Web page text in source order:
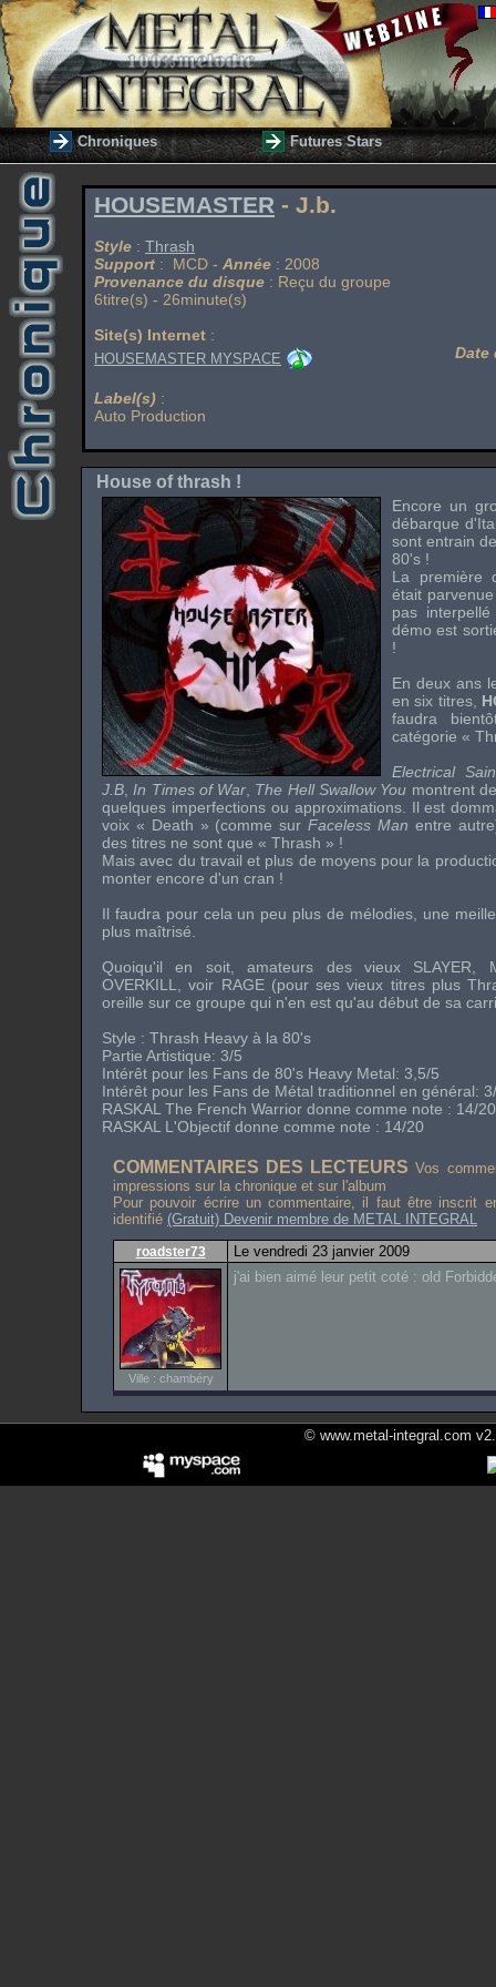
Chroniques Futures Stars
HOUSEMASTER - J.b.
Style : Thrash
Support : MCD - Année : 2008
Provenance du disque : Reçu du groupe
6titre(s) - 26minute(s)
Site(s) Internet :
HOUSEMASTER MYSPACE
Label(s) :
Auto Production
Date
House of thrash !
Encore un
débarque
sont entrain
80's !
La première
était
pas
démo est
!
En deux ans
en six titres,
faudra
catégorie «
Electrical
J.B In Times of War The Hell Swallow You montrent
quelques imperfections ou approximations. Il est
voix « Death » (comme sur Faceless Man entre
des titres ne sont que « Thrash » !
Mais avec du travail et plus de moyens pour la
monter encore d'un cran !
Il faudra pour cela un peu plus de mélodies, une
plus maîtrisé.
Quoiqu'il en soit, amateurs des vieux SLAYER
OVERKILL
, voir RAGE(pour ses vieux titres plus
oreille sur ce groupe qui n'en est qu'au début de sa
Style : Thrash Heavy à la 80's
Partie Artistique: 3/5
Intérêt pour les Fans de 80's Heavy Metal: 3,5/5
Intérêt pour les Fans de Métal traditionnel en général:
RASKAL The French Warrior donne comme note : 14/20
RASKAL L'Objectif donne comme note : 14/20
COMMENTAIRES DES LECTEURS Vos
impressions sur la chronique et sur l'album
Pour pouvoir écrire un commentaire, il faut être inscrit
identifié (Gratuit) Devenir membre de METAL INTEGRAL
roadster73 Le vendredi 23 janvier 2009
Ville : chambéry
j'ai bien aimé leur petit coté : old
© www.metal-integral.com